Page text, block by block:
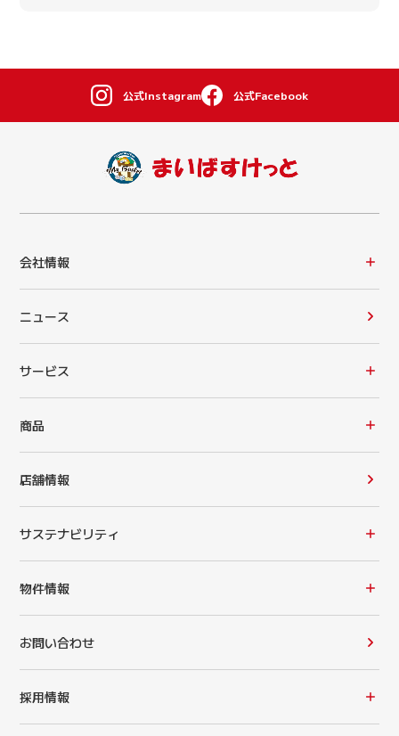
公式Instagram 公式Facebook
会社情報
ニュース
サービス
商品
店舗情報
サステナビリティ
物件情報
お問い合わせ
採用情報